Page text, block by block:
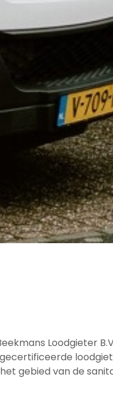
Loodgieter
gecertificeerde
het gebied van de